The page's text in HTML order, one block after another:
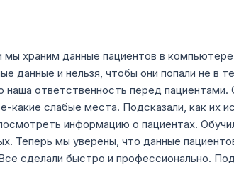
мы храним данные пациентов в
данные и нельзя, чтобы они попали не в
ответственность перед
слабые места. Подсказали, как их
информацию о пациентах.
Теперь мы уверены, что данные
сделали быстро и профессионально.